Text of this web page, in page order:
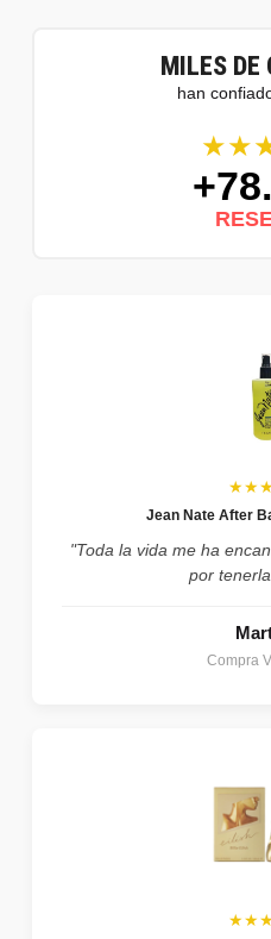
MILES DE
han
Jean Nate After
"Toda la vida me ha
por
Compra